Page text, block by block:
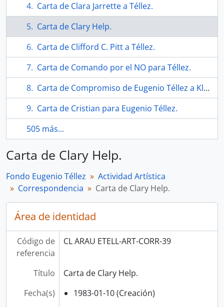
Carta de Clara Jarrette a Téllez.
Carta de Clary Help.
Carta de Clifford C. Pitt a Téllez.
Carta de Comando por el NO para Téllez.
Carta de Compromiso de Eugenio Téllez a Klaudia Kemper y Jauriafilms.
Carta de Cristian para Eugenio Téllez.
505 más...
Carta de Clary Help.
Fondo Eugenio Téllez
Actividad Artística
Correspondencia
Carta de Clary Help.
Área de identidad
Código de
referencia
CL ARAU ETELL-ART-CORR-39
Título
Carta de Clary Help.
Fecha(s)
1983-01-10 (Creación)